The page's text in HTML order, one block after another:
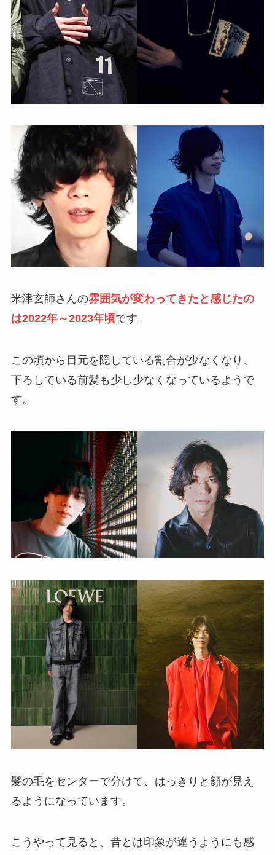
米津玄師さんの雰囲気が変わってきたと感じたの
は2022年～2023年頃です。
この頃から目元を隠している割合が少なくなり、
下ろしている前髪も少し少なくなっているようで
す。
髪の毛をセンターで分けて、はっきりと顔が見え
るようになっています。
こうやって見ると、昔とは印象が違うようにも感